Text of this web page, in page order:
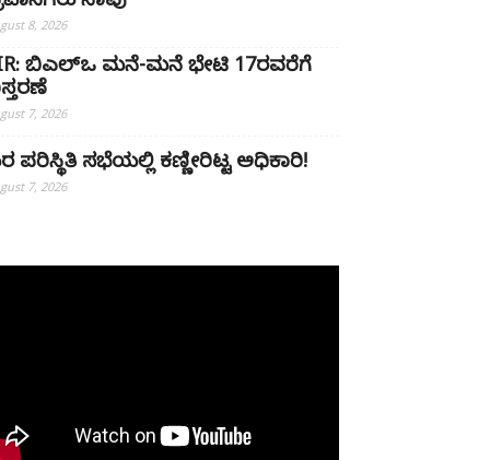
8, 2026
ಬಿಎಲ್ಒ ಮನೆ-ಮನೆ ಭೇಟಿ 17ರವರೆಗೆ
7, 2026
ಪರಿಸ್ಥಿತಿ ಸಭೆಯಲ್ಲಿ ಕಣ್ಣೀರಿಟ್ಟ ಅಧಿಕಾರಿ!
7, 2026